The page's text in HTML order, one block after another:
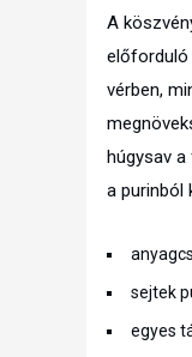
A
előforduló
vérben,
húgysav
a purinból
sejtek
egyes